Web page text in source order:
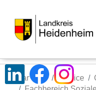
Startseite Service